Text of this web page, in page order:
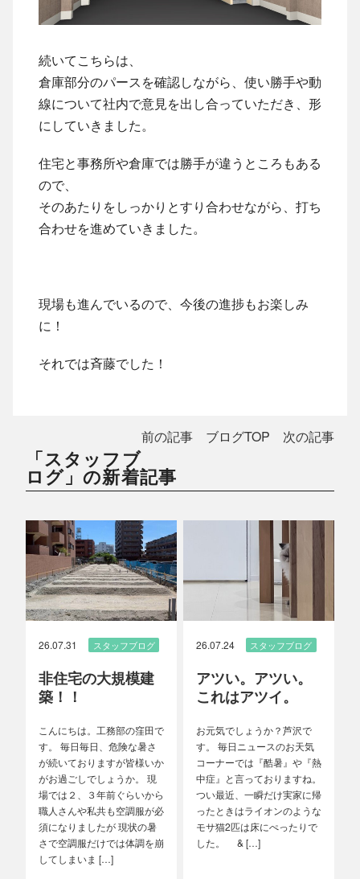
続いてこちらは、
倉庫部分のパースを確認しながら、使い勝手や動
線について社内で意見を出し合っていただき、形
にしていきました。
住宅と事務所や倉庫では勝手が違うところもある
ので、
そのあたりをしっかりとすり合わせながら、打ち
合わせを進めていきました。
現場も進んでいるので、今後の進捗もお楽しみ
に！
それでは斉藤でした！
前の記事 ブログTOP 次の記事
「スタッフブ
ログ」の新着記事
26.07.31 スタッフブログ
非住宅の大規模建
築！！
こんにちは。工務部の窪田で
す。 毎日毎日、危険な暑さ
が続いておりますが皆様いか
がお過ごしでしょうか。 現
場では２、３年前ぐらいから
職人さんや私共も空調服が必
須になりましたが 現状の暑
さで空調服だけでは体調を崩
してしまいま […]
26.07.24 スタッフブログ
アツい。アツい。
これはアツイ。
お元気でしょうか？芦沢で
す。 毎日ニュースのお天気
コーナーでは『酷暑』や『熱
中症』と言っておりますね。
つい最近、一瞬だけ実家に帰
ったときはライオンのような
モサ猫2匹は床にぺったりで
した。 & […]